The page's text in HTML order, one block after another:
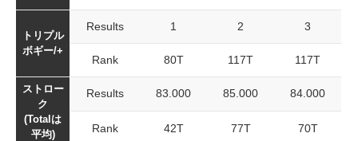
トリプル
ボギー/+
Results 1 2 3
Rank 80T 117T 117T
ストロー
ク
(Totalは
平均)
Results 83.000 85.000 84.000
Rank 42T 77T 70T